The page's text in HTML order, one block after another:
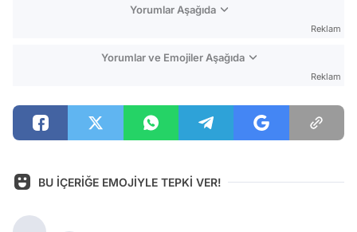
Yorumlar Aşağıda
Reklam
Yorumlar ve Emojiler Aşağıda
Reklam
BU İÇERİĞE EMOJİYLE TEPKİ VER!